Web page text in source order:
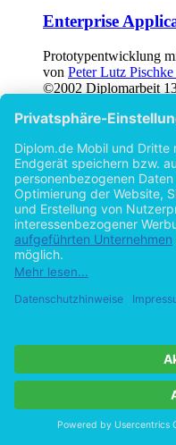
Enterprise
Prototypentwicklung
von Peter Lutz
©2002 Diplomarbeit
Hilfe/FAQ
Datenschutz
AGB
Vertrag widerrufen
Zur Desktop-Version
Copyright ©Imprint in der
byOpen Publishing
Cookie-Einstellungen